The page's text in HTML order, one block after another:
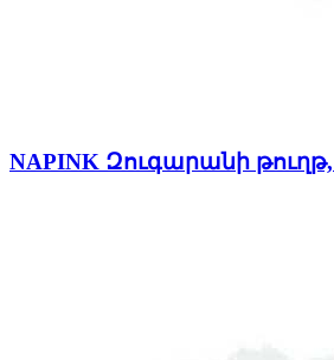
NAPINK Զուգարանի